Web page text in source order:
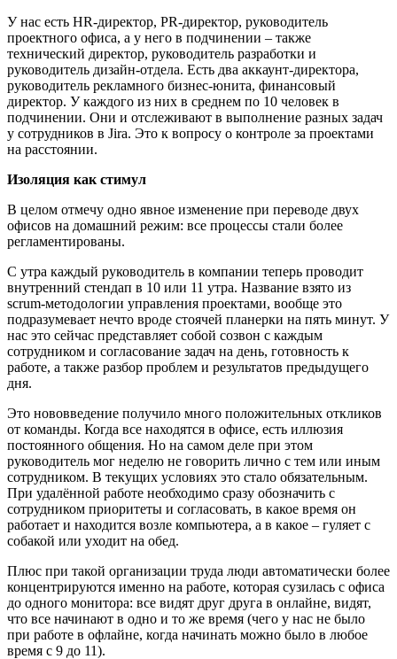
У нас есть HR-директор, PR-директор, руководитель
проектного офиса, а у него в подчинении – также
технический директор, руководитель разработки и
руководитель дизайн-отдела. Есть два аккаунт-директора,
руководитель рекламного бизнес-юнита, финансовый
директор. У каждого из них в среднем по 10 человек в
подчинении. Они и отслеживают в выполнение разных задач
у сотрудников в Jira. Это к вопросу о контроле за проектами
на расстоянии.
Изоляция как стимул
В целом отмечу одно явное изменение при переводе двух
офисов на домашний режим: все процессы стали более
регламентированы.
С утра каждый руководитель в компании теперь проводит
внутренний стендап в 10 или 11 утра. Название взято из
scrum-методологии управления проектами, вообще это
подразумевает нечто вроде стоячей планерки на пять минут. У
нас это сейчас представляет собой созвон с каждым
сотрудником и согласование задач на день, готовность к
работе, а также разбор проблем и результатов предыдущего
дня.
Это нововведение получило много положительных откликов
от команды. Когда все находятся в офисе, есть иллюзия
постоянного общения. Но на самом деле при этом
руководитель мог неделю не говорить лично с тем или иным
сотрудником. В текущих условиях это стало обязательным.
При удалённой работе необходимо сразу обозначить с
сотрудником приоритеты и согласовать, в какое время он
работает и находится возле компьютера, а в какое – гуляет с
собакой или уходит на обед.
Плюс при такой организации труда люди автоматически более
концентрируются именно на работе, которая сузилась с офиса
до одного монитора: все видят друг друга в онлайне, видят,
что все начинают в одно и то же время (чего у нас не было
при работе в офлайне, когда начинать можно было в любое
время с 9 до 11).